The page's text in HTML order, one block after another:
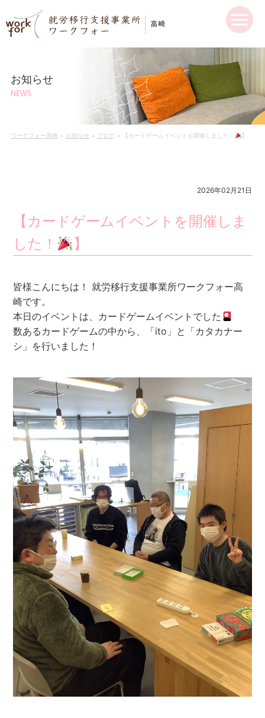
お知らせ
NEWS
ワークフォー高崎 > お知らせ > ブログ> 【カードゲームイベントを開催しました！ 】
2026年02月21日
【カードゲームイベントを開催しま
した！
】
皆様こんにちは！ 就労移行支援事業所ワークフォー高
崎です。
本日のイベントは、カードゲームイベントでした
数あるカードゲームの中から、「ito」と「カタカナー
シ」を行いました！